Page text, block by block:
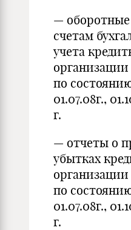
— оборотные
счетам
учета
по
01.07.08г.,
г.
— отчеты о
убытках
по
01.07.08г.,
г.